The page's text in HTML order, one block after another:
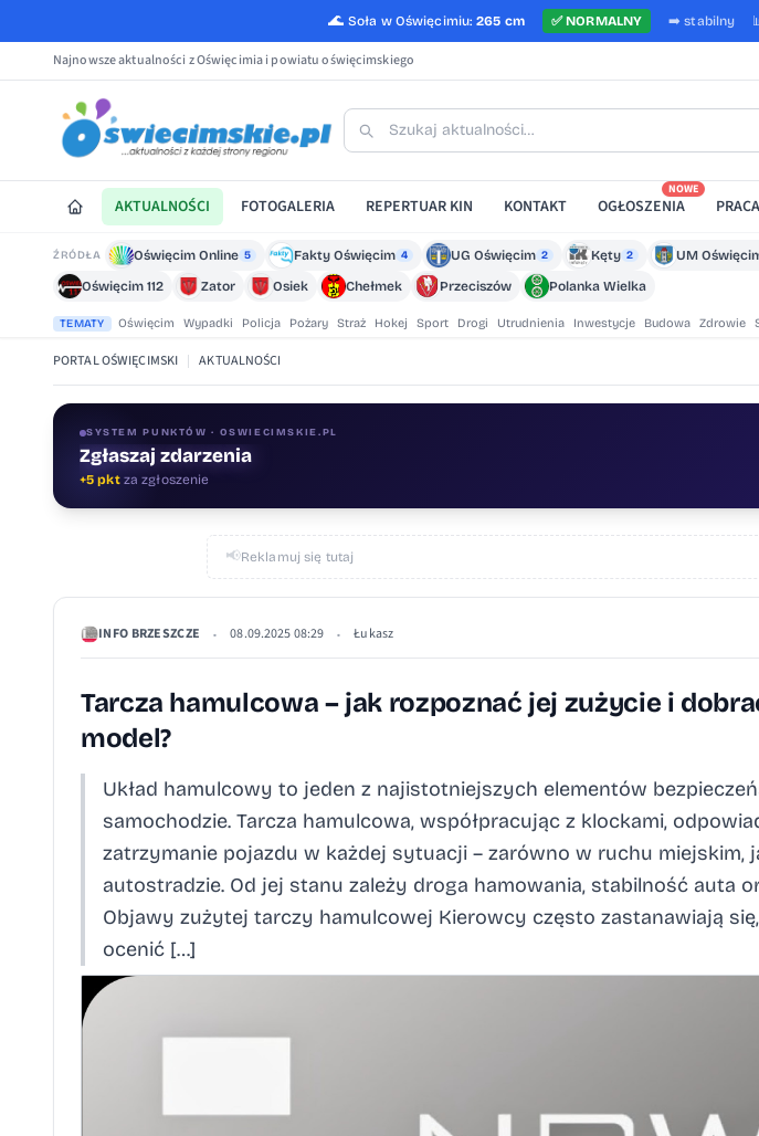
🌊 Soła w Oświęcimiu: 265 cm ✅NORMALNY ➡️stabilny
Najnowsze aktualności z Oświęcimia i powiatu oświęcimskiego
AKTUALNOŚCI FOTOGALERIA REPERTUAR KIN KONTAKT OGŁOSZENIA
NOWE
PRACA
ŹRÓDŁA Oświęcim Online 5 Fakty Oświęcim 4 UG Oświęcim 2 Kęty 2 UM
Oświęcim 112
Zator Osiek Chełmek Przeciszów Polanka Wielka
TEMATY Oświęcim Wypadki Policja Pożary Straż Hokej Sport Drogi Utrudnienia Inwestycje Budowa Zdrowie
PORTAL OŚWIĘCIMSKI | AKTUALNOŚCI
SYSTEM PUNKTÓW · OSWIECIMSKIE.PL
Zgłaszaj zdarzenia
+5 pkt za zgłoszenie
Oceniaj treści
+1 pktza ocenę
📢Reklamuj się tutaj
INFO BRZESZCZE • 08.09.2025 08:29 • Łukasz
Tarcza hamulcowa – jak rozpoznać jej zużycie i
model?
Układ hamulcowy to jeden z najistotniejszych elementów
samochodzie. Tarcza hamulcowa, współpracując z klockami,
zatrzymanie pojazdu w każdej sytuacji – zarówno w ruchu miejskim,
autostradzie. Od jej stanu zależy droga hamowania, stabilność auta
Objawy zużytej tarczy hamulcowej Kierowcy często zastanawiają
ocenić […]